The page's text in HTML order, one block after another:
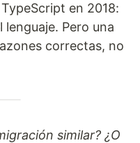
en 2018:
lenguaje. Pero una
correctas, no
similar? ¿O